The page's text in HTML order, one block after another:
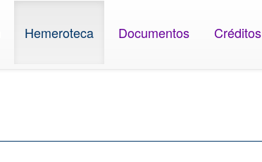
Hemeroteca Documentos Créditos